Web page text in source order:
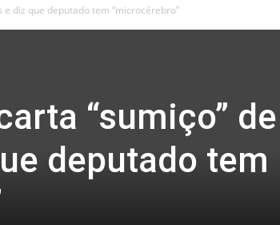
e diz que deputado tem “microcérebro”
“sumiço” de
deputado tem